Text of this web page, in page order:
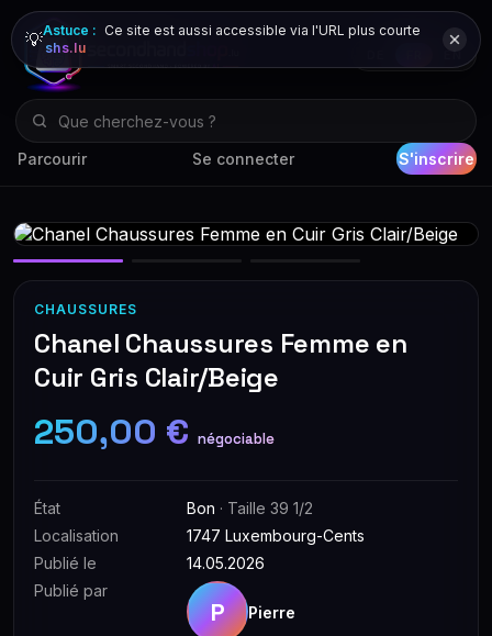
Parcourir Se connecter S'inscrire
💡Astuce : Ce site est aussi accessible via l'URL plus courte
shs.lu
CHAUSSURES
Chanel Chaussures Femme en
Cuir Gris Clair/Beige
250,00 € négociable
État Bon · Taille 39 1/2
Localisation
1747 Luxembourg-Cents
Publié le
14.05.2026
Publié par
P Pierre